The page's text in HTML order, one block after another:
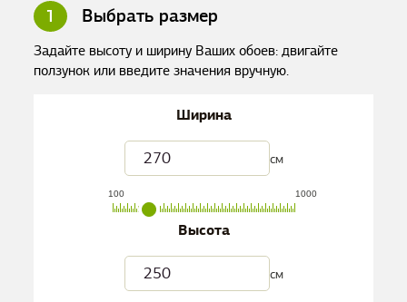
1 Выбрать размер
Задайте высоту и ширину Ваших обоев: двигайте
ползунок или введите значения вручную.
Ширина
см
100 1000
Высота
см